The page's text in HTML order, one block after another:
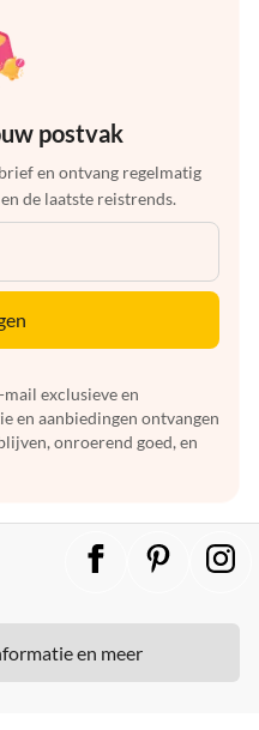
postvak
en ontvang regelmatig
de laatste reistrends.
exclusieve en
en aanbiedingen ontvangen
onroerend goed, en
en meer